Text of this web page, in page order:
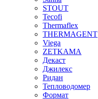
STOUT
Tecofi
Thermaflex
THERMAGENT
Viega
ZETKAMA
Декаст
Джилекс
Ридан
Тепловодомер
Формат